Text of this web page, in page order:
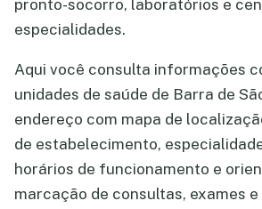
pronto-socorro, laboratórios e
especialidades.
Aqui você consulta informações
unidades de saúde de Barra de
endereço com mapa de
de estabelecimento,
horários de funcionamento e
marcação de consultas, exames